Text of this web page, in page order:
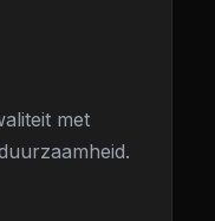
met